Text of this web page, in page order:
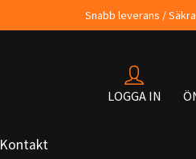
Snabb leverans /
LOGGA IN
Kontakt